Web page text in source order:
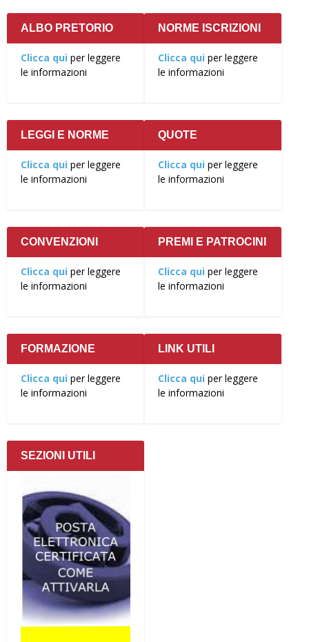
ALBO PRETORIO
Clicca qui per leggere
le informazioni
NORME ISCRIZIONI
Clicca qui per leggere
le informazioni
LEGGI E NORME
Clicca qui per leggere
le informazioni
QUOTE
Clicca qui per leggere
le informazioni
CONVENZIONI
Clicca qui per leggere
le informazioni
PREMI E PATROCINI
Clicca qui per leggere
le informazioni
FORMAZIONE
Clicca qui per leggere
le informazioni
LINK UTILI
Clicca qui per leggere
le informazioni
SEZIONI UTILI